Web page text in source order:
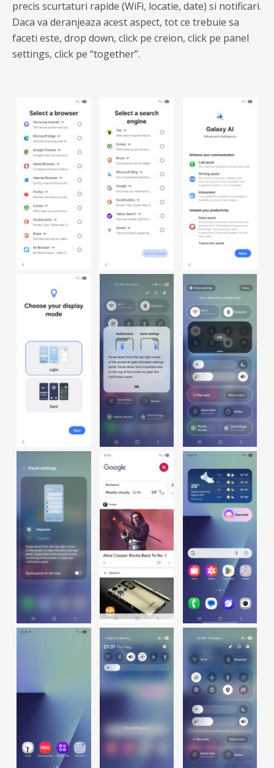
precis scurtaturi rapide (WiFi, locatie, date) si notificari.
Daca va deranjeaza acest aspect, tot ce trebuie sa
faceti este, drop down, click pe creion, click pe panel
settings, click pe “together”.